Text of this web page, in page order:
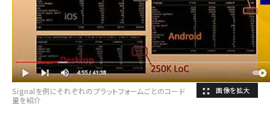
Signalを例にそれぞれのプラットフォームごとのコード
量を紹介